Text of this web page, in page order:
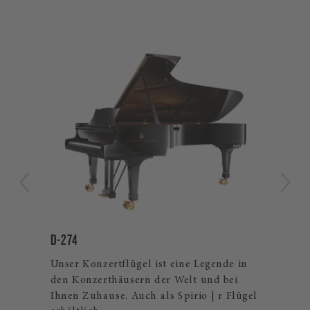
begeistert sein. Flankiert wird unser M-
Flügel durch den etwas längeren O-
180 sowie den kleinsten Flügel von
Steinway & Sons, den S-155. Alle drei
Stutzflügel verfügen über die gleiche
Konstruktionsgrundlage, Mechanik
sowie Klaviatur.
D-274
Unser Konzertflügel ist eine Legende in
den Konzerthäusern der Welt und bei
Ihnen Zuhause. Auch als Spirio | r Flügel